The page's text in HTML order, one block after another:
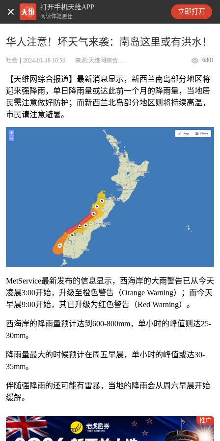
打开手机天维APP
阅读体验更佳
立即打开
天维新闻
华人注意！坏天气来袭：南岛这里或有洪水！
社会 2024-01-18 10:56 6801
【天维网综合报道】最新消息显示，新西兰南岛部分地区将
迎来强降雨，单日降雨量或达此前一个月的降雨量，当地居
民需注意做好防护；而新西兰北岛部分地区则将持续高温，
市民请注意避暑。
MetService最新发布的信息显示，西海岸的大雨警告已从今天
凌晨3:00开始，升级至橙色警告（Orange Warning）；而今天
早晨9:00开始，其已升级为红色警告（Red Warning）。
西海岸的降雨量预计达到600-800mm，单小时的峰值则达25-
30mm。
降雨量最大的时候预计在周五早晨， 单小时的峰值或达30-
35mm。
伴随强降雨的还可能有雷暴，当地的降雨会从周六早晨开始
缓解。
推广